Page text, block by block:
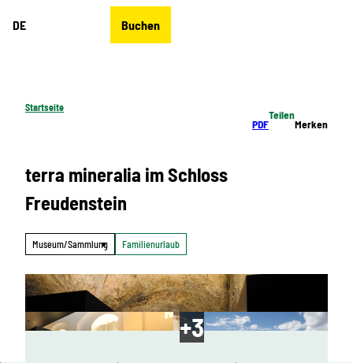
DE Buchen
Startseite
PDF
Teilen
Merken
terra mineralia im Schloss
Freudenstein
Museum/Sammlung Familienurlaub